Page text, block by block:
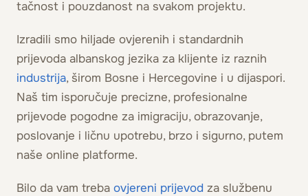
tačnost i pouzdanost na svakom projektu.
Izradili smo hiljade ovjerenih i standardnih
prijevoda albanskog jezika za klijente iz raznih
industrija, širom Bosne i Hercegovine i u dijaspori.
Naš tim isporučuje precizne, profesionalne
prijevode pogodne za imigraciju, obrazovanje,
poslovanje i ličnu upotrebu, brzo i sigurno, putem
naše online platforme.
Bilo da vam treba ovjereni prijevod za službenu